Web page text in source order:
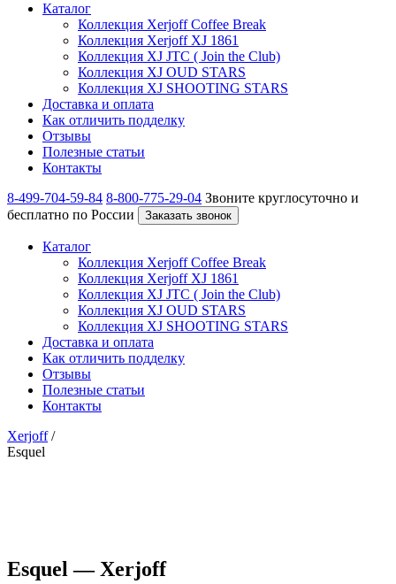
Каталог
Коллекция Xerjoff Coffee Break
Коллекция Xerjoff XJ 1861
Коллекция XJ JTC ( Join the Club)
Коллекция XJ OUD STARS
Коллекция XJ SHOOTING STARS
Доставка и оплата
Как отличить подделку
Отзывы
Полезные статьи
Контакты
8-499-704-59-84 8-800-775-29-04 Звоните круглосуточно и
бесплатно по России
Заказать звонок
Каталог
Коллекция Xerjoff Coffee Break
Коллекция Xerjoff XJ 1861
Коллекция XJ JTC ( Join the Club)
Коллекция XJ OUD STARS
Коллекция XJ SHOOTING STARS
Доставка и оплата
Как отличить подделку
Отзывы
Полезные статьи
Контакты
Xerjoff /
Esquel
Esquel — Xerjoff